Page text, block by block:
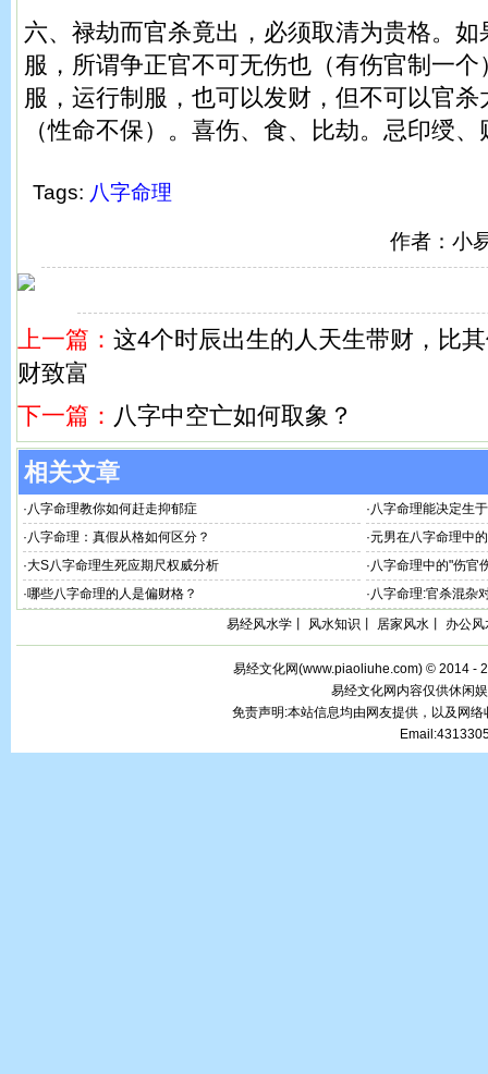
六、禄劫而官杀竟出，必须取清为贵格。
服，所谓争正官不可无伤也（有伤官制一
服，运行制服，也可以发财，但不可以官
（性命不保）。喜伤、食、比劫。忌印绶
Tags: 八字命理
作者：小
上一篇： 这4个时辰出生的人天生带财，比
财致富
下一篇： 八字中空亡如何取象？
相关文章
·八字命理教你如何赶走抑郁症 ·八字命理能决定生
·八字命理：真假从格如何区分？ ·元男在八字命理中
·大S八字命理生死应期尺权威分析 ·八字命理中的"伤官
·哪些八字命理的人是偏财格？ ·八字命理:官杀混杂
易经风水学
风水知识 居家风水 办公风
易经文化网(www.piaoliuhe.com) © 2014 -
易经文化网内容仅供休闲
免责声明:本站信息均由网友提供，以及网